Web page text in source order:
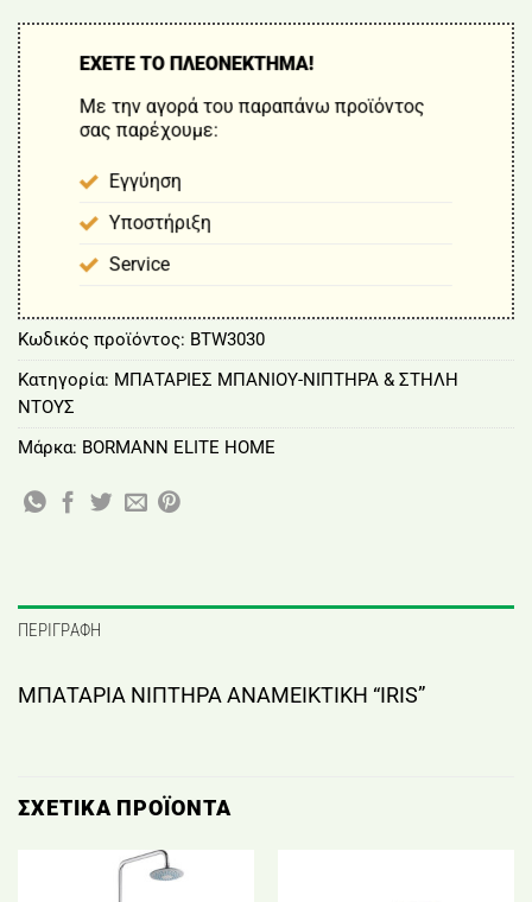
ΕΧΕΤΕ ΤΟ ΠΛΕΟΝΕΚΤΗΜΑ!
Με την αγορά του παραπάνω προϊόντος
σας παρέχουμε:
Εγγύηση
Υποστήριξη
Service
Κωδικός προϊόντος: BTW3030
Κατηγορία: ΜΠΑΤΑΡΙΕΣ ΜΠΑΝΙΟΥ-ΝΙΠΤΗΡΑ & ΣΤΗΛΗ
ΝΤΟΥΣ
Μάρκα: BORMANN ELITE HOME
ΠΕΡΙΓΡΑΦΉ
ΜΠΑΤΑΡΙΑ ΝΙΠΤΗΡΑ ΑΝΑΜΕΙΚΤΙΚΗ “IRIS”
ΣΧΕΤΙΚΆ ΠΡΟΪΌΝΤΑ